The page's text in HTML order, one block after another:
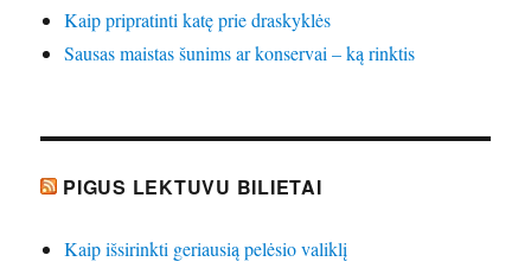
Kaip pripratinti katę prie draskyklės
Sausas maistas šunims ar konservai – ką rinktis
PIGUS LEKTUVU BILIETAI
Kaip išsirinkti geriausią pelėsio valiklį